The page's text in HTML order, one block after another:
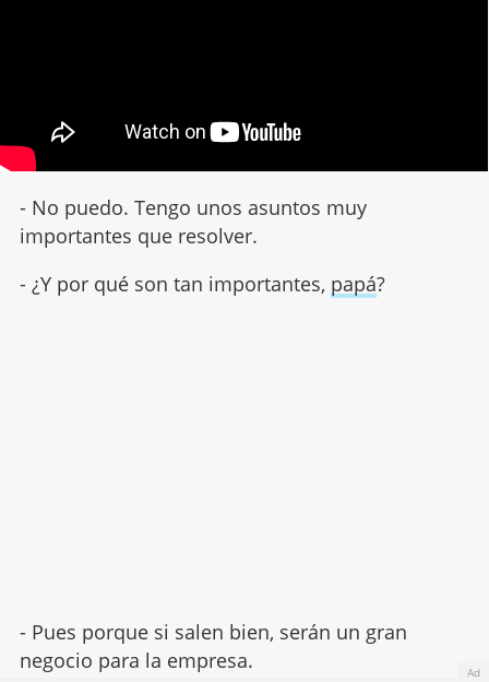
- No puedo. Tengo unos asuntos muy
importantes que resolver.
- ¿Y por qué son tan importantes, papá?
- Pues porque si salen bien, serán un gran
negocio para la empresa.
Ad